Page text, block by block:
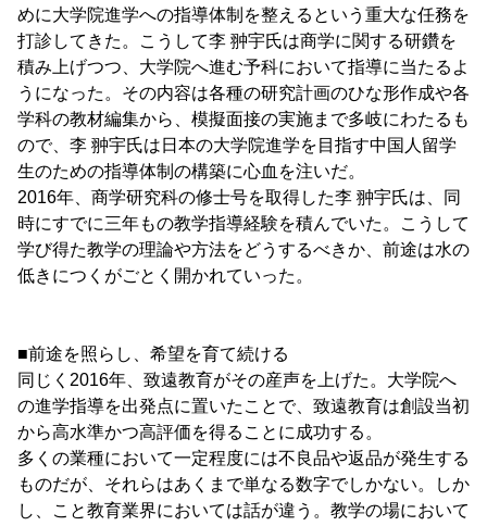
めに大学院進学への指導体制を整えるという重大な任務を
打診してきた。こうして李 翀宇氏は商学に関する研鑽を
積み上げつつ、大学院へ進む予科において指導に当たるよ
うになった。その内容は各種の研究計画のひな形作成や各
学科の教材編集から、模擬面接の実施まで多岐にわたるも
ので、李 翀宇氏は日本の大学院進学を目指す中国人留学
生のための指導体制の構築に心血を注いだ。
2016年、商学研究科の修士号を取得した李 翀宇氏は、同
時にすでに三年もの教学指導経験を積んでいた。こうして
学び得た教学の理論や方法をどうするべきか、前途は水の
低きにつくがごとく開かれていった。
■前途を照らし、希望を育て続ける
同じく2016年、致遠教育がその産声を上げた。大学院へ
の進学指導を出発点に置いたことで、致遠教育は創設当初
から高水準かつ高評価を得ることに成功する。
多くの業種において一定程度には不良品や返品が発生する
ものだが、それらはあくまで単なる数字でしかない。しか
し、こと教育業界においては話が違う。教学の場において